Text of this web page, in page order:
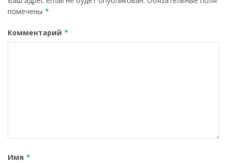
помечены *
Комментарий *
Имя *